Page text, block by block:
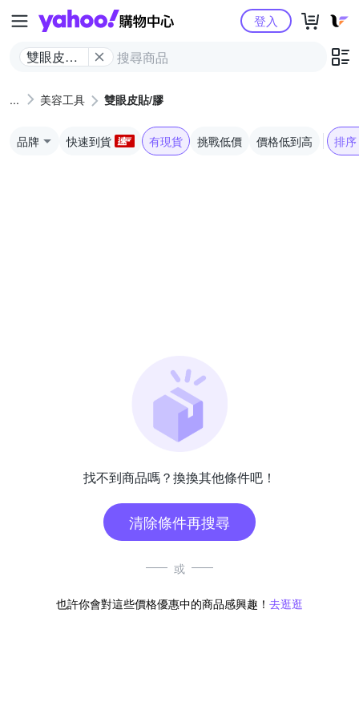
Yahoo購物中心
雙眼皮貼/
登入
美容工具 雙眼皮貼/膠
品牌 快速到貨 有現貨 挑戰低價 價格低到高 排序
找不到商品嗎？換換其他條件吧！
清除條件再搜尋
或
也許你會對這些價格優惠中的商品感興趣！ 去逛逛